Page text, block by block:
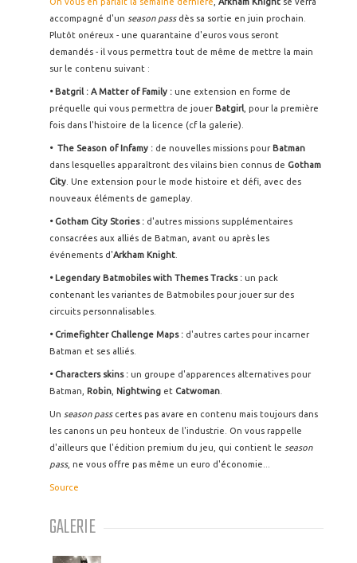
accompagné d'un season passdès sa sortie en juin prochain.
Plutôt onéreux - une quarantaine d'euros vous seront
demandés - il vous permettra tout de même de mettre la main
sur le contenu suivant :
• Batgril : A Matter of Family : une extension en forme de
préquelle qui vous permettra de jouer Batgirl , pour la première
fois dans l'histoire de la licence (cf la galerie).
• The Season of Infamy : de nouvelles missions pour Batman
dans lesquelles apparaîtront des vilains bien connus de Gotham
City . Une extension pour le mode histoire et défi, avec des
nouveaux éléments de gameplay.
• Gotham City Stories : d'autres missions supplémentaires
consacrées aux alliés de Batman, avant ou après les
événements d'Arkham Knight
• Legendary Batmobiles with Themes Tracks : un pack
contenant les variantes de Batmobiles pour jouer sur des
circuits personnalisables.
• Crimefighter Challenge Maps : d'autres cartes pour incarner
Batman et ses alliés.
• Characters skins : un groupe d'apparences alternatives pour
Batman, Robin Nightwing et Catwoman
Un season pass certes pas avare en contenu mais toujours dans
les canons un peu honteux de l'industrie. On vous rappelle
d'ailleurs que l'édition premium du jeu, qui contient le season
pass, ne vous offre pas même un euro d'économie...
Source
GALERIE